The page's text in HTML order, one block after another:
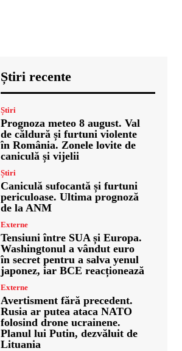
Știri recente
Știri
Prognoza meteo 8 august. Val
de căldură și furtuni violente
în România. Zonele lovite de
caniculă și vijelii
Știri
Caniculă sufocantă și furtuni
periculoase. Ultima prognoză
de la ANM
Externe
Tensiuni între SUA și Europa.
Washingtonul a vândut euro
în secret pentru a salva yenul
japonez, iar BCE reacționează
Externe
Avertisment fără precedent.
Rusia ar putea ataca NATO
folosind drone ucrainene.
Planul lui Putin, dezvăluit de
Lituania